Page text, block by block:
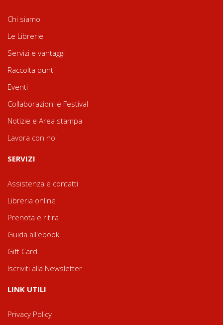
Chi siamo
Le Librerie
Servizi e vantaggi
Raccolta punti
Eventi
Collaborazioni e Festival
Notizie e Area stampa
Lavora con noi
SERVIZI
Assistenza e contatti
Libreria online
Prenota e ritira
Guida all'ebook
Gift Card
Iscriviti alla Newsletter
LINK UTILI
Privacy Policy